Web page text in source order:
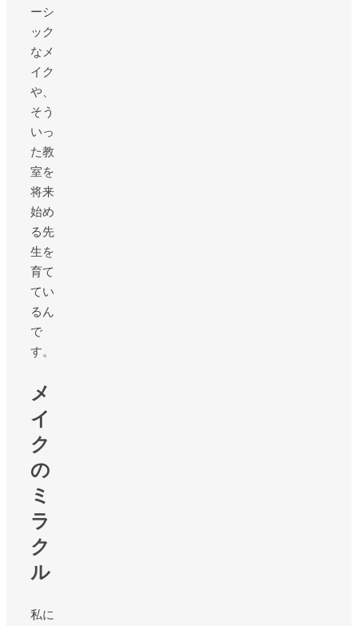
ーシ
ック
なメ
イク
や、
そう
いっ
た教
室を
将来
始め
る先
生を
育て
てい
るん
で
す。
メ
イ
ク
の
ミ
ラ
ク
ル
私に